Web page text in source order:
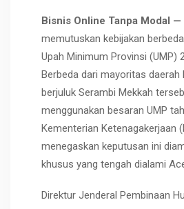
Bisnis Online Tanpa Modal —
memutuskan kebijakan
Upah Minimum Provinsi (UMP)
Berbeda dari mayoritas daerah
berjuluk Serambi Mekkah
menggunakan besaran UMP
Kementerian Ketenagakerjaan
menegaskan keputusan ini
khusus yang tengah dialami
Direktur Jenderal Pembinaan